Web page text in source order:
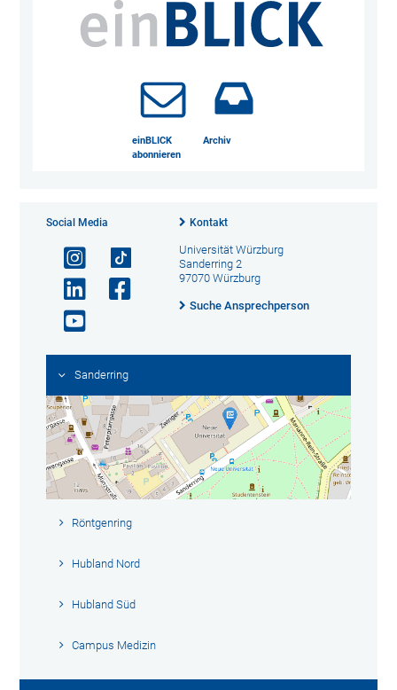
einBLICK
abonnieren
Archiv
Social Media Kontakt
Universität Würzburg
Sanderring 2
97070 Würzburg
Suche Ansprechperson
Sanderring
Röntgenring
Hubland Nord
Hubland Süd
Campus Medizin